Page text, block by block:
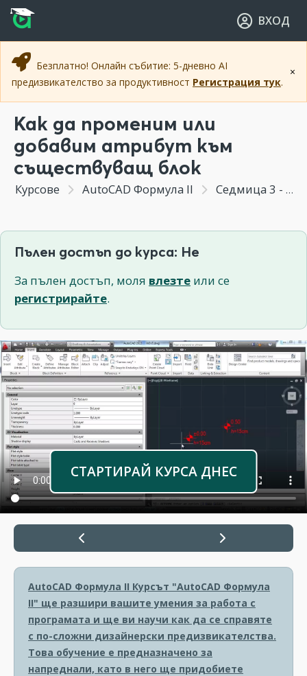
Прескочи към основното съдържание
Прескочи към навигацията
ВХОД
×
Безплатно! Онлайн събитие: 5-дневно AI
предизвикателство за продуктивност Регистрация тук.
Как да променим или
добавим атрибут към
съществуващ блок
Курсове AutoCAD Формула II Седмица 3 - Управление на атрибути за блокове
Пълен достъп до курса: Не
За пълен достъп, моля влезте или се
регистрирайте.
СТАРТИРАЙ КУРСА ДНЕС
AutoCAD Формула II Курсът "AutoCAD Формула
II" ще разшири вашите умения за работа с
програмата и ще ви научи как да се справяте
с по-сложни дизайнерски предизвикателства.
Това обучение е предназначено за
напреднали, като в него ще придобиете